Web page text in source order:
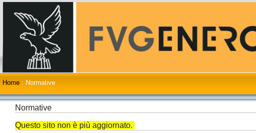
Home : Normative
Normative
Questo sito non è più aggiornato.